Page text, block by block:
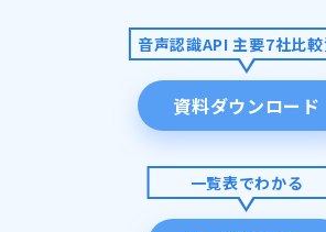
音声認識API 主要7社比
資料ダウンロード
一覧表でわかる